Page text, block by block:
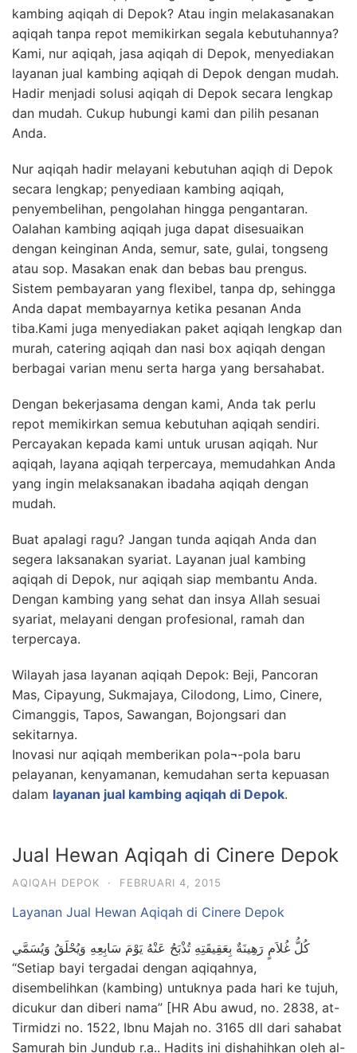
kambing aqiqah di Depok? Atau ingin melakasanakan
aqiqah tanpa repot memikirkan segala kebutuhannya?
Kami, nur aqiqah, jasa aqiqah di Depok, menyediakan
layanan jual kambing aqiqah di Depok dengan mudah.
Hadir menjadi solusi aqiqah di Depok secara lengkap
dan mudah. Cukup hubungi kami dan pilih pesanan
Anda.
Nur aqiqah hadir melayani kebutuhan aqiqh di Depok
secara lengkap; penyediaan kambing aqiqah,
penyembelihan, pengolahan hingga pengantaran.
Oalahan kambing aqiqah juga dapat disesuaikan
dengan keinginan Anda, semur, sate, gulai, tongseng
atau sop. Masakan enak dan bebas bau prengus.
Sistem pembayaran yang flexibel, tanpa dp, sehingga
Anda dapat membayarnya ketika pesanan Anda
tiba.Kami juga menyediakan paket aqiqah lengkap dan
murah, catering aqiqah dan nasi box aqiqah dengan
berbagai varian menu serta harga yang bersahabat.
Dengan bekerjasama dengan kami, Anda tak perlu
repot memikirkan semua kebutuhan aqiqah sendiri.
Percayakan kepada kami untuk urusan aqiqah. Nur
aqiqah, layana aqiqah terpercaya, memudahkan Anda
yang ingin melaksanakan ibadaha aqiqah dengan
mudah.
Buat apalagi ragu? Jangan tunda aqiqah Anda dan
segera laksanakan syariat. Layanan jual kambing
aqiqah di Depok, nur aqiqah siap membantu Anda.
Dengan kambing yang sehat dan insya Allah sesuai
syariat, melayani dengan profesional, ramah dan
terpercaya.
Wilayah jasa layanan aqiqah Depok: Beji, Pancoran
Mas, Cipayung, Sukmajaya, Cilodong, Limo, Cinere,
Cimanggis, Tapos, Sawangan, Bojongsari dan
sekitarnya.
Inovasi nur aqiqah memberikan pola¬-pola baru
pelayanan, kenyamanan, kemudahan serta kepuasan
dalam layanan jual kambing aqiqah di Depok.
Jual Hewan Aqiqah di Cinere Depok
AQIQAH DEPOK · FEBRUARI 4, 2015
Layanan Jual Hewan Aqiqah di Cinere Depok
كُلُّ غُلاَمٍ رَهِينَةٌ بِعَقِيقَتِهِ تُذْبَحُ عَنْهُ يَوْمَ سَابِعِهِ وَيُحْلَقُ وَيُسَمَّي
“Setiap bayi tergadai dengan aqiqahnya,
disembelihkan (kambing) untuknya pada hari ke tujuh,
dicukur dan diberi nama” [HR Abu awud, no. 2838, at-
Tirmidzi no. 1522, Ibnu Majah no. 3165 dll dari sahabat
Samurah bin Jundub r.a.. Hadits ini dishahihkan oleh al-